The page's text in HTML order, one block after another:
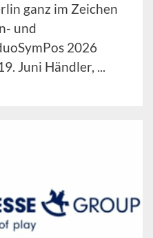
ganz im Zeichen
und
2026
Juni Händler, ...